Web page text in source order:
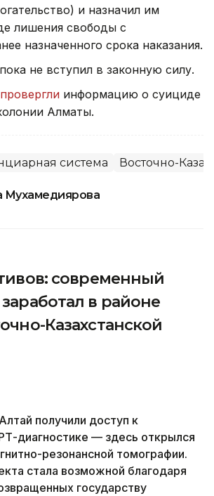
и назначил им
лишения свободы с
назначенного срока наказания.
не вступил в законную силу.
информацию о суициде
Алматы.
система Восточно-
Мухамедиярова
современный
в районе
Казахстанской
получили доступ к
диагностике — здесь открылся
резонансной томографии.
стала возможной благодаря
государству